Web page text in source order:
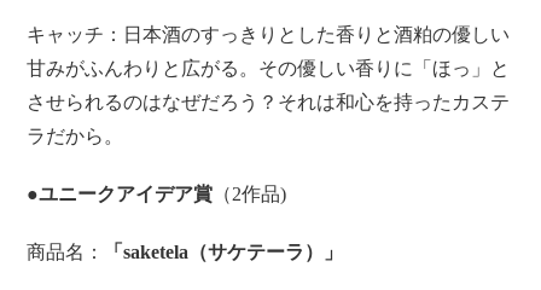
キャッチ：日本酒のすっきりとした香りと酒粕の優しい
甘みがふんわりと広がる。その優しい香りに「ほっ」と
させられるのはなぜだろう？それは和心を持ったカステ
ラだから。
●ユニークアイデア賞 （2作品)
商品名： 「saketela（サケテーラ）」